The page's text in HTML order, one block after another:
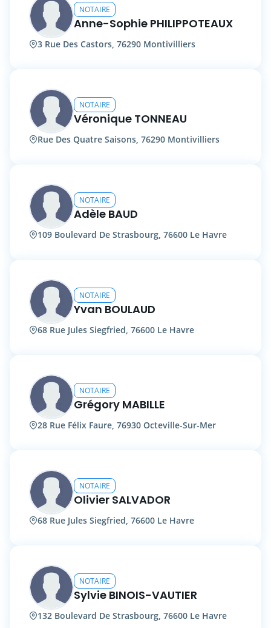
NOTAIRE
Anne-Sophie PHILIPPOTEAUX
3 Rue Des Castors, 76290 Montivilliers
NOTAIRE
Véronique TONNEAU
Rue Des Quatre Saisons, 76290 Montivilliers
NOTAIRE
Adèle BAUD
109 Boulevard De Strasbourg, 76600 Le Havre
NOTAIRE
Yvan BOULAUD
68 Rue Jules Siegfried, 76600 Le Havre
NOTAIRE
Grégory MABILLE
28 Rue Félix Faure, 76930 Octeville-Sur-Mer
NOTAIRE
Olivier SALVADOR
68 Rue Jules Siegfried, 76600 Le Havre
NOTAIRE
Sylvie BINOIS-VAUTIER
132 Boulevard De Strasbourg, 76600 Le Havre